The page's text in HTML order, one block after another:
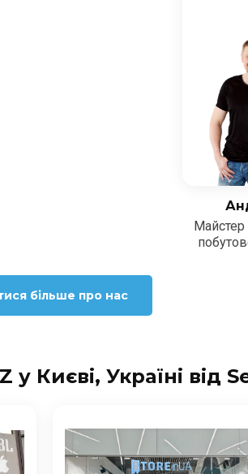
більше про нас
Києві, Україні від